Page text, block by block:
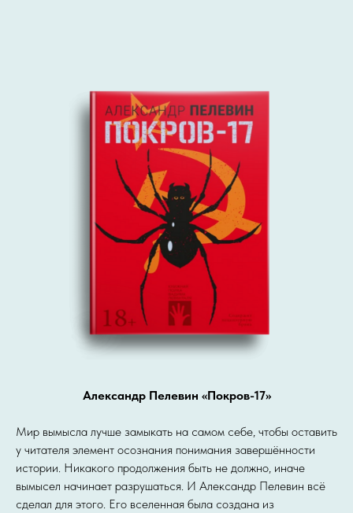
Александр Пелевин «Покров-17»
Мир вымысла лучше замыкать на самом себе, чтобы оставить
у читателя элемент осознания понимания завершённости
истории. Никакого продолжения быть не должно, иначе
вымысел начинает разрушаться. И Александр Пелевин всё
сделал для этого. Его вселенная была создана из